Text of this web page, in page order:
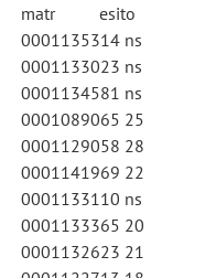
matr esito
0001135314 ns
0001133023 ns
0001134581 ns
0001089065 25
0001129058 28
0001141969 22
0001133110 ns
0001133365 20
0001132623 21